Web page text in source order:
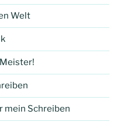
Welt
mein Schreiben